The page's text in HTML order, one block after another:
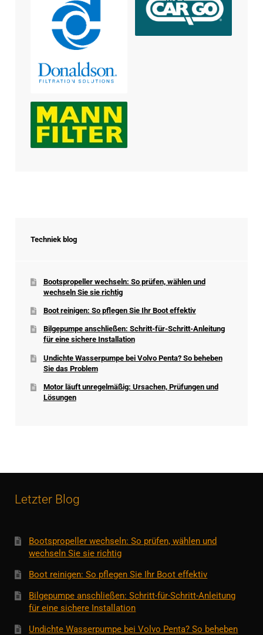
Techniek blog
Bootspropeller wechseln: So prüfen, wählen und
wechseln Sie sie richtig
Boot reinigen: So pflegen Sie Ihr Boot effektiv
Bilgepumpe anschließen: Schritt-für-Schritt-Anleitung
für eine sichere Installation
Undichte Wasserpumpe bei Volvo Penta? So beheben
Sie das Problem
Motor läuft unregelmäßig: Ursachen, Prüfungen und
Lösungen
Letzter Blog
Bootspropeller wechseln: So prüfen, wählen und
wechseln Sie sie richtig
Boot reinigen: So pflegen Sie Ihr Boot effektiv
Bilgepumpe anschließen: Schritt-für-Schritt-Anleitung
für eine sichere Installation
Undichte Wasserpumpe bei Volvo Penta? So beheben